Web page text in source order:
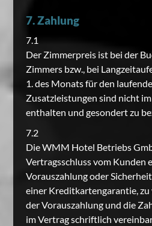
7. Zahlung
7.1
Der Zimmerpreis ist bei der
Zimmers bzw., bei
1. des Monats für den
Zusatzleistungen sind nicht
enthalten und gesondert zu
7.2
Die WMM Hotel Betriebs
Vertragsschluss vom Kunden
Vorauszahlung oder
einer Kreditkartengarantie, zu
der Vorauszahlung und die
im Vertrag schriftlich